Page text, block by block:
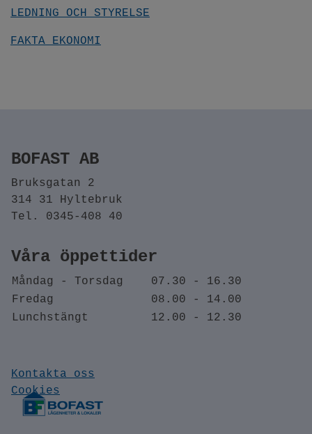
LEDNING OCH STYRELSE
FAKTA EKONOMI
BOFAST AB
Bruksgatan 2
314 31 Hyltebruk
Tel. 0345-408 40
Våra öppettider
Måndag - Torsdag
07.30 - 16.30
Fredag
08.00 - 14.00
Lunchstängt
12.00 - 12.30
Kontakta oss
Cookies